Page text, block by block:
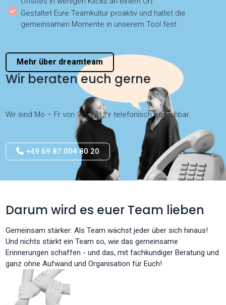
Gestaltet Eure Teamkultur proaktiv und haltet die
gemeinsamen Momente in unserem Tool fest
Mehr über dreamteam
Wir beraten euch gerne
Wir sind Mo – Fr von 9 – 17 Uhr telefonisch erreichbar.
+49 69 87 004 80 20
Darum wird es euer Team lieben
Gemeinsam stärker: Als Team wächst jeder über sich hinaus!
Und nichts stärkt ein Team so, wie das gemeinsame
Erinnerungen schaffen - und das, mit fachkundiger Beratung und
ganz ohne Aufwand und Organisation für Euch!